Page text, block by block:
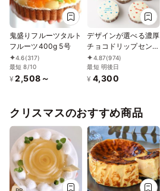
鬼盛りフルーツタルト
フルーツ400g 5号
4.6(317)
最短 8/10
¥ 2,508～
デザインが選べる濃厚
チョコドリップセンイ
ルケーキ （ハート）4
号
4.87(974)
最短 明後日
¥ 4,300
クリスマスのおすすめ商品